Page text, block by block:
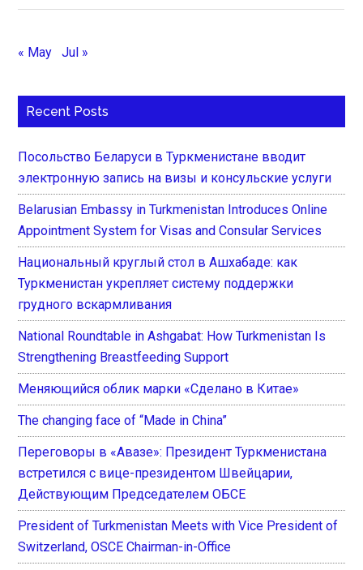
« May Jul »
Recent Posts
Посольство Беларуси в Туркменистане вводит
электронную запись на визы и консульские услуги
Belarusian Embassy in Turkmenistan Introduces Online
Appointment System for Visas and Consular Services
Национальный круглый стол в Ашхабаде: как
Туркменистан укрепляет систему поддержки
грудного вскармливания
National Roundtable in Ashgabat: How Turkmenistan Is
Strengthening Breastfeeding Support
Меняющийся облик марки «Сделано в Китае»
The changing face of “Made in China”
Переговоры в «Авазе»: Президент Туркменистана
встретился с вице-президентом Швейцарии,
Действующим Председателем ОБСЕ
President of Turkmenistan Meets with Vice President of
Switzerland, OSCE Chairman-in-Office